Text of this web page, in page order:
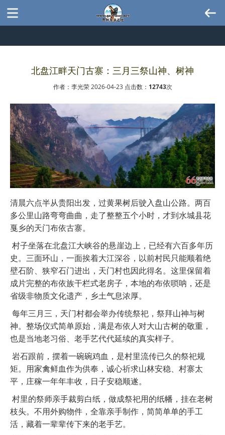
北盘江畔天门古寨：三月三祭山神、树神
作者：李光荣 2026-04-23 点击数： 12743次
清晨六点半从贵阳出发，过黄果树后驶入盘山公路。两百
多公里山路弯弯曲曲，走了整整五个小时，才到水城县花
戛乡的天门布依古寨。
村子坐落在北盘江大峡谷的悬崖边上，已经有六百多年历
史。三面环山，一面挨着大江深谷，以前村民只能顺着绝
壁石阶、狭窄石门进出，天门村也因此得名。这里保留着
成片完整的布依族干栏式老房子，本地的布依唢呐，还是
省级非物质文化遗产，乡土气息浓厚。
每年三月三，天门村都会举办传统祭祀，祭拜山神与树
神。整场仪式简单原始，满是布依人对大山古树的敬重，
也是当地老习俗、老手艺代代延续的真实样子。
岩石跟前，摆着一碗碗鸡血，是村里流传已久的祭祀规
矩。用家禽鲜血作为供奉，诚心祈求山林安稳、村寨太
平，庄稼一年年丰收，日子安稳顺遂。
村里的祭师亲手裁剪白纸，做成祭祀用的纸幡，挂在老树
枝头。不用外购物件，全靠亲手制作，简简单单的手工
活，藏着一辈辈传下来的老手艺。